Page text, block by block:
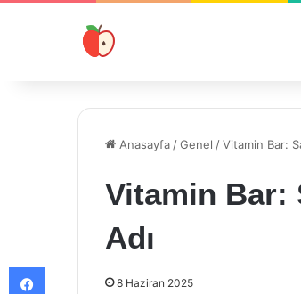
Anasayfa /Genel /Vitamin Bar:
Vitamin Bar:
Adı
8 Haziran 2025
Facebook